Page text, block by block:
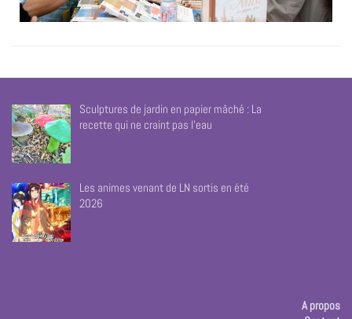
Sculptures de jardin en papier mâché : La
recette qui ne craint pas l’eau
Les animes venant de LN sortis en été
2026
A propos